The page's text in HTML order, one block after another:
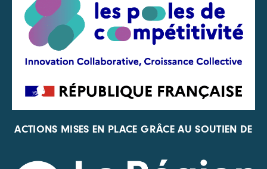
ACTIONS MISES EN PLACE GRÂCE AU SOUTIEN DE